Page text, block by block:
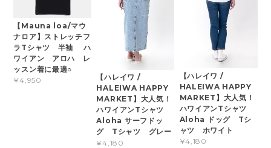
【Mauna loa/マウ
ナロア】ストレッチフ
ラTシャツ 半袖 ハ
ワイアン アロハ レ
ッスン着に最適○
¥4,950
【ハレイワ /
HALEIWA HAPPY
MARKET】大人気！
ハワイアンTシャツ
Aloha サーフドッ
グ Tシャツ グレー
¥4,180
【ハレイワ /
HALEIWA HAPPY
MARKET】大人気！
ハワイアンTシャツ
Aloha ドッグ Tシ
ャツ ホワイト
¥4,180